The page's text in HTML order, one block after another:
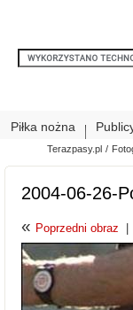
Piłka nożna
Terazpasy.pl /
2004-06-26-
« Poprzedni obraz